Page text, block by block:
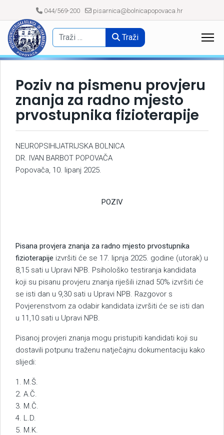
044/569-200 pisarnica@bolnicapopovaca.hr
Traži
Poziv na pismenu provjeru
znanja za radno mjesto
prvostupnika fizioterapije
NEUROPSIHIJATRIJSKA BOLNICA
DR. IVAN BARBOT POPOVAČA
Popovača, 10. lipanj 2025.
POZIV
Pisana provjera znanja za radno mjesto prvostupnika
fizioterapije izvršiti će se 17. lipnja 2025. godine (utorak) u
8,15 sati u Upravi NPB. Psihološko testiranja kandidata
koji su pisanu provjeru znanja riješili iznad 50% izvršiti će
se isti dan u 9,30 sati u Upravi NPB. Razgovor s
Povjerenstvom za odabir kandidata izvršiti će se isti dan
u 11,10 sati u Upravi NPB.
Pisanoj provjeri znanja mogu pristupiti kandidati koji su
dostavili potpunu traženu natječajnu dokumentaciju kako
slijedi:
1. M.Š.
2. A.Č.
3. M.Č.
4. L.D.
5. M.K.